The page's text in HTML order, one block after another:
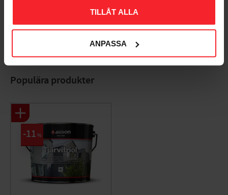
TILLÅT ALLA
ANPASSA
Bliv den første, der giver en bedømmelse.
Populära produkter
11 %